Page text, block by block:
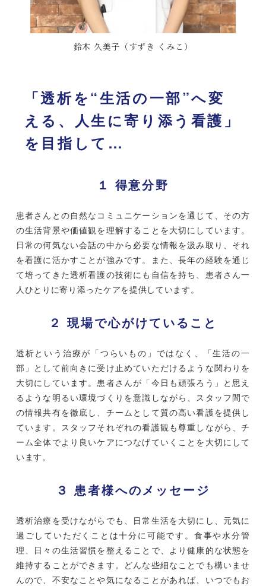
鈴木 久美子（すずき くみこ）
「透析を“生活の一部”へ変
える、人生に寄り添う看護」
を目指して…
１ 得意分野
患者さんとの自然なコミュニケーションを通じて、その方
の生活背景や価値観を理解することを大切にしています。
日常の何気ない会話の中から必要な情報を汲み取り、それ
を看護に活かすことが強みです。また、長年の経験を通じ
て培ってきた透析看護の技術にも自信を持ち、患者さん一
人ひとりに寄り添ったケアを提供しています。
２ 現場で心がけていること
透析という治療が「つらいもの」ではなく、「生活の一
部」として前向きに受け止めていただけるような関わりを
大切にしています。患者さんが「今日も頑張ろう」と思え
るような明るい環境づくりを意識しながら、スタッフ間で
の情報共有を徹底し、チームとして質の高い看護を提供し
ています。スタッフそれぞれの看護観も尊重しながら、チ
ーム全体でより良いケアにつなげていくことを大切にして
います。
３ 患者様へのメッセージ
透析治療を受けながらでも、日常生活を大切にし、元気に
過ごしていただくことは十分に可能です。食事や水分管
理、日々の生活習慣を整えることで、より健康的な状態を
維持することができます。どんな些細なことでも構いませ
んので、不安なことや気になることがあれば、いつでもお